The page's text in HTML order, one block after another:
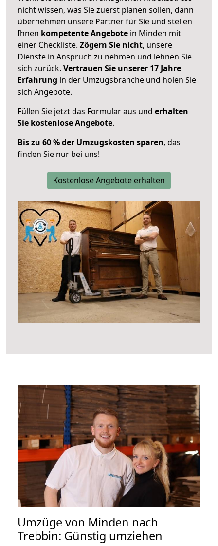
nicht wissen, was Sie zuerst planen sollen, dann
übernehmen unsere Partner für Sie und stellen
Ihnen kompetente Angebote in Minden mit
einer Checkliste. Zögern Sie nicht, unsere
Dienste in Anspruch zu nehmen und lehnen Sie
sich zurück. Vertrauen Sie unserer 17 Jahre
Erfahrung in der Umzugsbranche und holen Sie
sich Angebote.
Füllen Sie jetzt das Formular aus und erhalten
Sie kostenlose Angebote.
Bis zu 60 % der Umzugskosten sparen, das
finden Sie nur bei uns!
Kostenlose Angebote erhalten
Umzüge von Minden nach
Trebbin: Günstig umziehen